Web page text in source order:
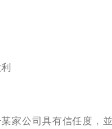
家公司具有信任度，